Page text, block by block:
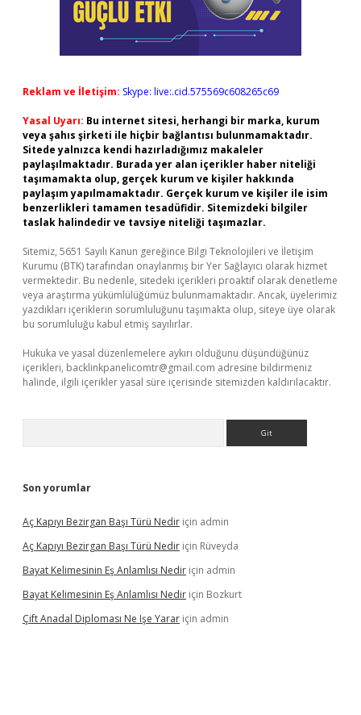
Reklam ve İletişim: Skype: live:.cid.575569c608265c69
Yasal Uyarı: Bu internet sitesi, herhangi bir marka, kurum
veya şahıs şirketi ile hiçbir bağlantısı bulunmamaktadır.
Sitede yalnızca kendi hazırladığımız makaleler
paylaşılmaktadır. Burada yer alan içerikler haber niteliği
taşımamakta olup, gerçek kurum ve kişiler hakkında
paylaşım yapılmamaktadır. Gerçek kurum ve kişiler ile isim
benzerlikleri tamamen tesadüfidir. Sitemizdeki bilgiler
taslak halindedir ve tavsiye niteliği taşımazlar.
Sitemiz, 5651 Sayılı Kanun gereğince Bilgi Teknolojileri ve İletişim
Kurumu (BTK) tarafından onaylanmış bir Yer Sağlayıcı olarak hizmet
vermektedir. Bu nedenle, sitedeki içerikleri proaktif olarak denetleme
veya araştırma yükümlülüğümüz bulunmamaktadır. Ancak, üyelerimiz
yazdıkları içeriklerin sorumluluğunu taşımakta olup, siteye üye olarak
bu sorumluluğu kabul etmiş sayılırlar.
Hukuka ve yasal düzenlemelere aykırı olduğunu düşündüğünüz
içerikleri, backlinkpanelicomtr@gmail.com adresine bildirmeniz
halinde, ilgili içerikler yasal süre içerisinde sitemizden kaldırılacaktır.
Son yorumlar
Aç Kapıyı Bezirgan Başı Türü Nedir için admin
Aç Kapıyı Bezirgan Başı Türü Nedir için Rüveyda
Bayat Kelimesinin Eş Anlamlısı Nedir için admin
Bayat Kelimesinin Eş Anlamlısı Nedir için Bozkurt
Çift Anadal Diploması Ne Işe Yarar için admin